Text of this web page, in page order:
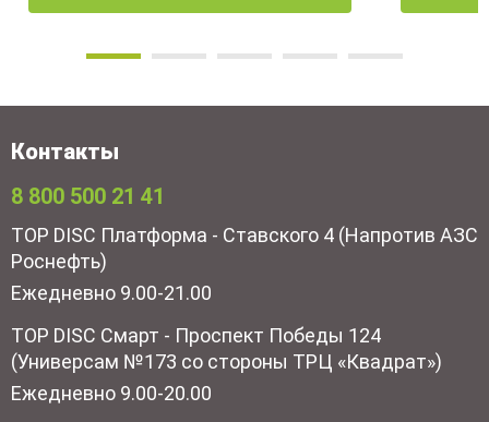
Контакты
8 800 500 21 41
TOP DISC Платформа - Ставского 4 (Напротив АЗС
Роснефть)
Ежедневно 9.00-21.00
TOP DISC Смарт - Проспект Победы 124
(Универсам №173 со стороны ТРЦ «Квадрат»)
Ежедневно 9.00-20.00